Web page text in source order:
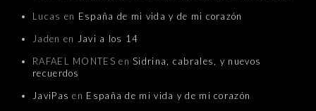
Lucas en España de mi vida y de mi corazón
Jaden en
Javi a los 14
RAFAEL MONTES enSidrina, cabrales, y nuevos
recuerdos
JaviPas en España de mi vida y de mi corazón